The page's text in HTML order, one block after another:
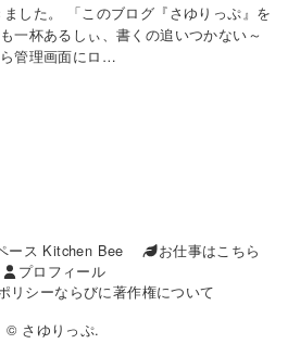
した。 「このブログ『さゆりっぷ』を
一杯あるしぃ、書くの追いつかない～
管理画面にロ…
ース Kitchen Bee
お仕事はこちら
プロフィール
リシーならびに著作権について
© さゆりっぷ.